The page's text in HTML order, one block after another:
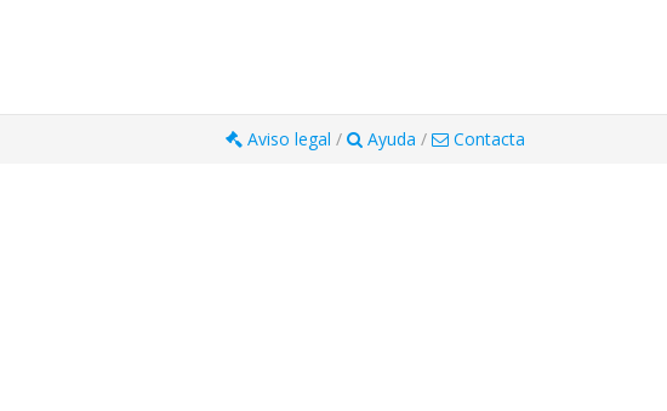
Aviso legal / Ayuda / Contacta